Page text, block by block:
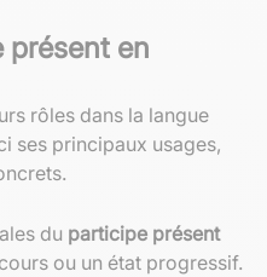
présent en
rôles dans la langue
ses principaux usages,
du participe présent
ou un état progressif.